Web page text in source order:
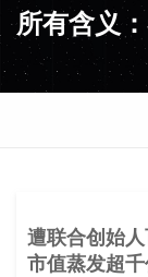
卷燕
所有含义
遭联合创始
市值蒸发超